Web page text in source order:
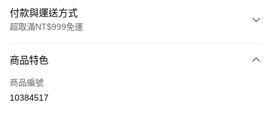
付款與運送方式
超取滿NT$999免運
信用卡一次付款
信用卡分期付款
商品特色
商品編號
10384517